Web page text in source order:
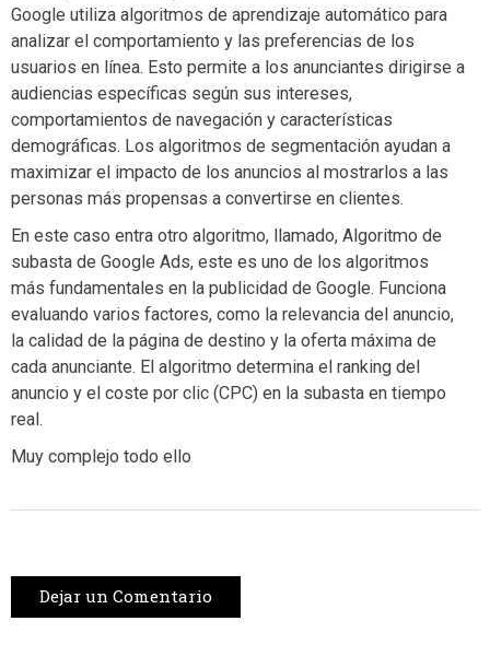
Google utiliza algoritmos de aprendizaje automático para
analizar el comportamiento y las preferencias de los
usuarios en línea. Esto permite a los anunciantes dirigirse a
audiencias específicas según sus intereses,
comportamientos de navegación y características
demográficas. Los algoritmos de segmentación ayudan a
maximizar el impacto de los anuncios al mostrarlos a las
personas más propensas a convertirse en clientes.
En este caso entra otro algoritmo, llamado, Algoritmo de
subasta de Google Ads, este es uno de los algoritmos
más fundamentales en la publicidad de Google. Funciona
evaluando varios factores, como la relevancia del anuncio,
la calidad de la página de destino y la oferta máxima de
cada anunciante. El algoritmo determina el ranking del
anuncio y el coste por clic (CPC) en la subasta en tiempo
real.
Muy complejo todo ello
Dejar un Comentario